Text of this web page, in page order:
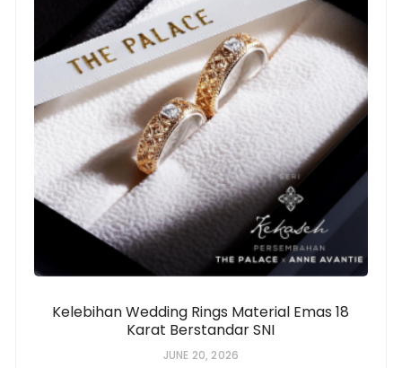
Kelebihan Wedding Rings Material Emas 18
Karat Berstandar SNI
JUNE 20, 2026